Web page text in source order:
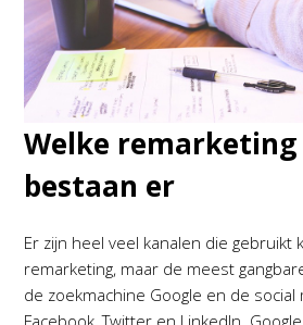
Welke
bestaan er
Er zijn heel veel kanalen die
remarketing, maar de meest
de zoekmachine Google en de social
Facebook, Twitter en LinkedIn.